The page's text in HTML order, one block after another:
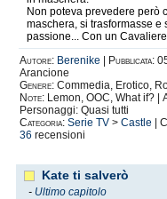
Non poteva prevedere però
maschera, si trasformasse e
passione... Con un
Autore: Berenike Pubblicata:
Arancione
Genere: Commedia, Erotico,
Note: Lemon, OOC, What if? |
Personaggi: Quasi tutti
Categoria: Serie TV > Castle |
36 recensioni
Kate ti salverò
- Ultimo capitolo